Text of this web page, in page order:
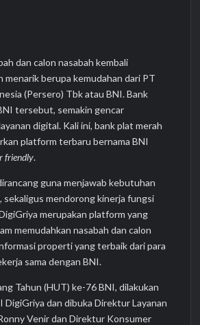
dan calon nasabah kembali
menarik berupa kemudahan dari PT
(Persero) Tbk atau BNI. Bank
tersebut, semakin gencar
digital. Kali ini, bank plat merah
platform terbaru bernama BNI
friendly.
guna menjawab kebutuhan
sekaligus mendorong kinerja fungsi
merupakan platform yang
memudahkan nasabah dan calon
properti yang terbaik dari para
sama dengan BNI.
Tahun (HUT) ke-76 BNI, dilakukan
DigiGriya dan dibuka Direktur Layanan
Venir dan Direktur Konsumer